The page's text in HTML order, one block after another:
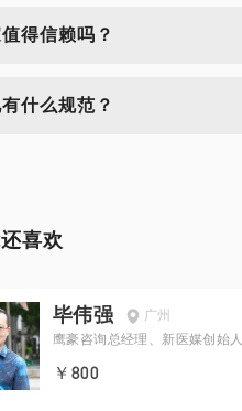
得信赖吗？
什么规范？
喜欢
毕伟强
广州
鹰豪咨询总经理、新医媒创始人
￥800